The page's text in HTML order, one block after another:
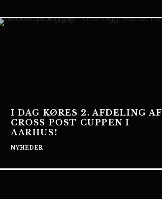
I DAG KØRES 2. AFDELING AF
CROSS POST CUPPEN I
AARHUS!
NYHEDER